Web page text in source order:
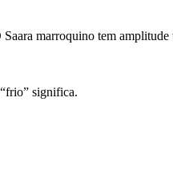
marroquino tem
significa.